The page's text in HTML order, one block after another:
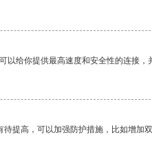
以给你提供最高速度和安全性的连接，
提高，可以加强防护措施，比如增加双